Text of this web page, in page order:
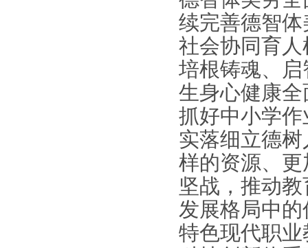
续完善德智
社会协同育
培根铸魂、
生身心健康
抓好中小学
实落细立德
样的资源、
坚战，推动
发展格局中
特色现代职